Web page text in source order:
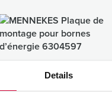
Details